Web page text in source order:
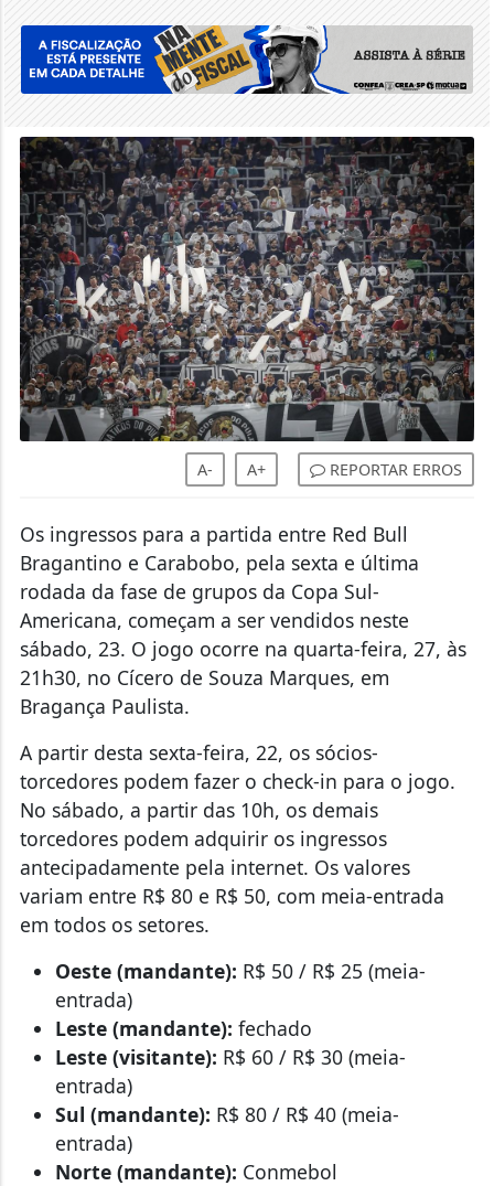
A- A+ REPORTAR ERROS
Os ingressos para a partida entre Red Bull
Bragantino e Carabobo, pela sexta e última
rodada da fase de grupos da Copa Sul-
Americana, começam a ser vendidos neste
sábado, 23. O jogo ocorre na quarta-feira, 27, às
21h30, no Cícero de Souza Marques, em
Bragança Paulista.
A partir desta sexta-feira, 22, os sócios-
torcedores podem fazer o check-in para o jogo.
No sábado, a partir das 10h, os demais
torcedores podem adquirir os ingressos
antecipadamente pela internet. Os valores
variam entre R$ 80 e R$ 50, com meia-entrada
em todos os setores.
Oeste (mandante): R$ 50 / R$ 25 (meia-
entrada)
Leste (mandante): fechado
Leste (visitante): R$ 60 / R$ 30 (meia-
entrada)
Sul (mandante): R$ 80 / R$ 40 (meia-
entrada)
Norte (mandante): Conmebol